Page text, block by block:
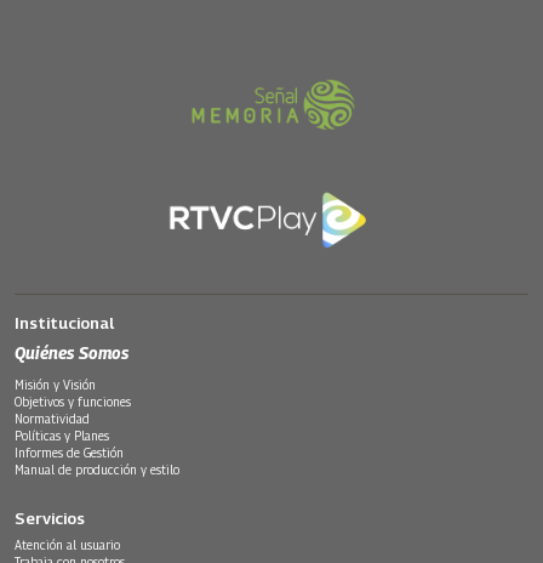
Institucional
Quiénes Somos
Misión y Visión
Objetivos y funciones
Normatividad
Políticas y Planes
Informes de Gestión
Manual de producción y estilo
Servicios
Atención al usuario